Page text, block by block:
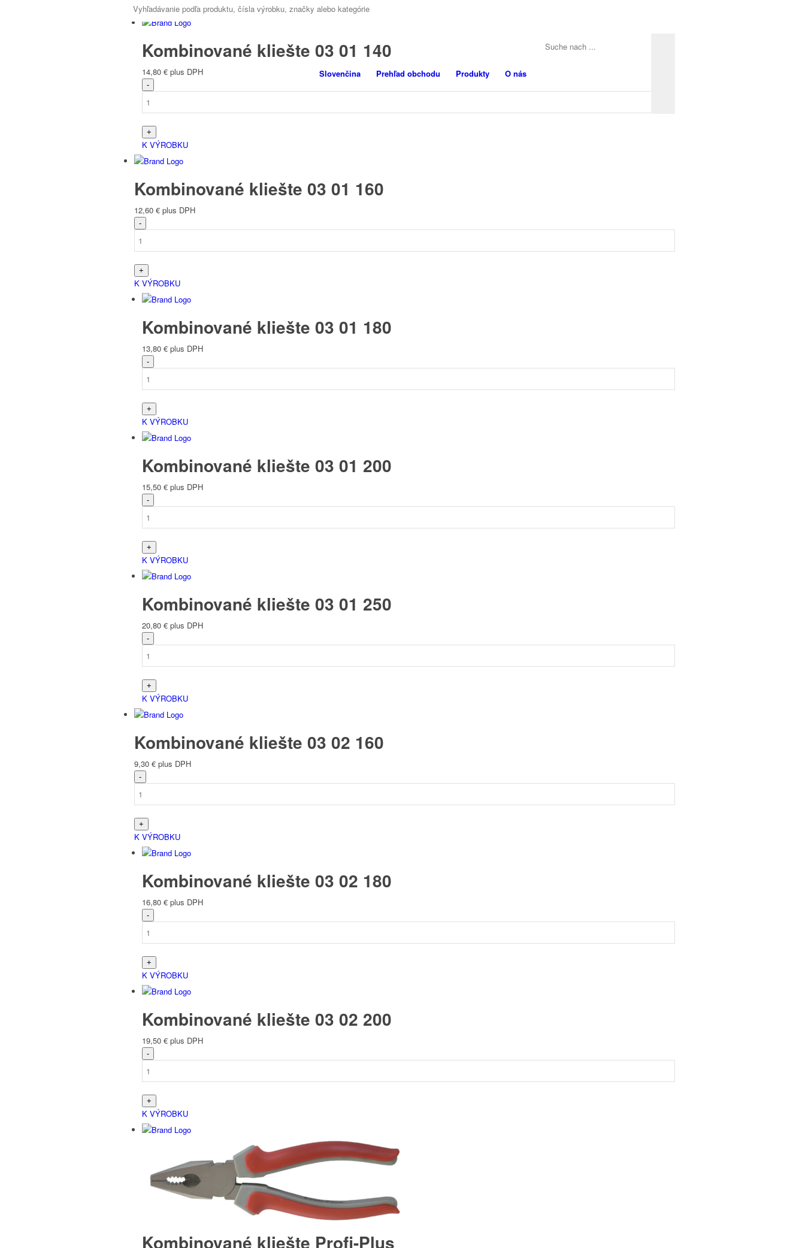
Slovenčina Prehľad obchodu Produkty O nás
K VÝROBKU
Kombinované kliešte 03 01 140
14,80 € plus DPH
K VÝROBKU
Kombinované kliešte 03 01 160
12,60 € plus DPH
K VÝROBKU
Kombinované kliešte 03 01 180
13,80 € plus DPH
K VÝROBKU
Kombinované kliešte 03 01 200
15,50 € plus DPH
K VÝROBKU
Kombinované kliešte 03 01 250
20,80 € plus DPH
K VÝROBKU
Kombinované kliešte 03 02 160
9,30 € plus DPH
K VÝROBKU
Kombinované kliešte 03 02 180
16,80 € plus DPH
K VÝROBKU
Kombinované kliešte 03 02 200
19,50 € plus DPH
K VÝROBKU
Kombinované kliešte Profi-Plus